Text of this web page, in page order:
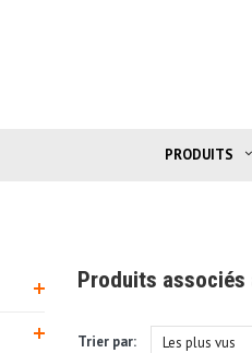
PRODUITS
Produits
Trier par: Les plus vus